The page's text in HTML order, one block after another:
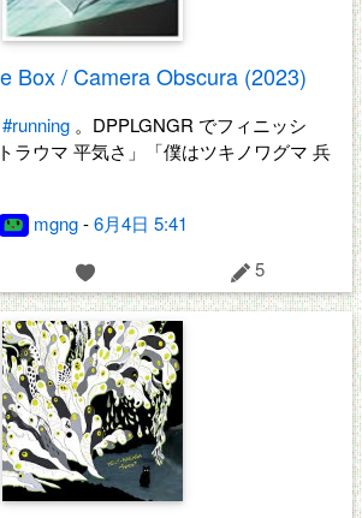
Box / Camera Obscura (2023)
#running 。DPPLGNGR でフィニッシ
ラウマ 平気さ」「僕はツキノワグマ 兵
mgng-6月4日 5:41
5